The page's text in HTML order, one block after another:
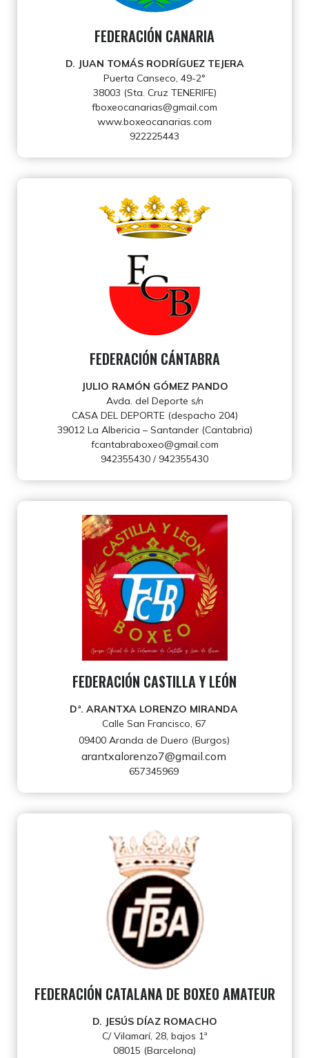
FEDERACIÓN CANARIA
D. JUAN TOMÁS RODRÍGUEZ TEJERA
Puerta Canseco, 49-2°
38003 (Sta. Cruz TENERIFE)
fboxeocanarias@gmail.com
www.boxeocanarias.com
922225443
FEDERACIÓN CÁNTABRA
JULIO RAMÓN GÓMEZ PANDO
Avda. del Deporte s/n
CASA DEL DEPORTE (despacho 204)
39012 La Albericia – Santander (Cantabria)
fcantabraboxeo@gmail.com
942355430 / 942355430
FEDERACIÓN CASTILLA Y LEÓN
Dª. ARANTXA LORENZO MIRANDA
Calle San Francisco, 67
09400 Aranda de Duero (Burgos)
arantxalorenzo7@gmail.com
657345969
FEDERACIÓN CATALANA DE BOXEO AMATEUR
D. JESÚS DÍAZ ROMACHO
C/ Vilamarí, 28, bajos 1ª
08015 (Barcelona)